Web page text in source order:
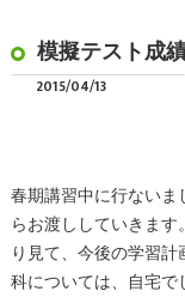
模擬テスト成
2015/04/13
春期講習中に行ない
らお渡ししていきま
り見て、 今後の学習計
科については、自宅で